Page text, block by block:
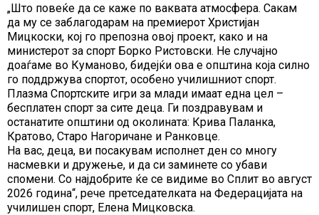
„Што повеќе да се каже по ваквата атмосфера. Сакам
да му се заблагодарам на премиерот Христијан
Мицкоски, кој го препозна овој проект, како и на
министерот за спорт Борко Ристовски. Не случајно
доаѓаме во Куманово, бидејќи ова е општина која силно
го поддржува спортот, особено училишниот спорт.
Плазма Спортските игри за млади имаат една цел –
бесплатен спорт за сите деца. Ги поздравувам и
останатите општини од околината: Крива Паланка,
Кратово, Старо Нагоричане и Ранковце.
На вас, деца, ви посакувам исполнет ден со многу
насмевки и дружење, и да си заминете со убави
спомени. Со најдобрите ќе се видиме во Сплит во август
2026 година“, рече претседателката на Федерацијата на
училишен спорт, Елена Мицковска.